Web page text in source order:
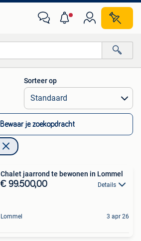
Alle afstanden…
Sorteer op
Bewaar je zoekopdracht
Chalet jaarrond te bewonen in Lommel
€ 99.500,00 Details
Lommel 3 apr 26